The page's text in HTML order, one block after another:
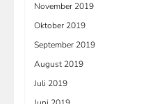
November 2019
Oktober 2019
September 2019
August 2019
Juli 2019